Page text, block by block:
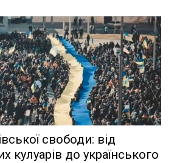
свободи: від
кулуарів до українського